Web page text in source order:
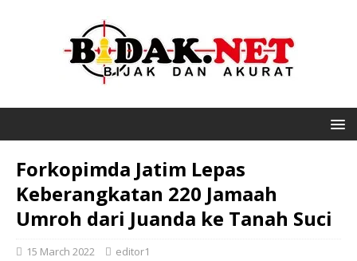
Forkopimda Jatim Lepas
Keberangkatan 220 Jamaah
Umroh dari Juanda ke Tanah Suci
15 March 2022 editor1